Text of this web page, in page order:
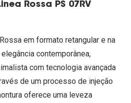
Rossa PS 07RV
em formato retangular e na
contemporânea,
com tecnologia avançada
de um processo de injeção
oferece uma leveza